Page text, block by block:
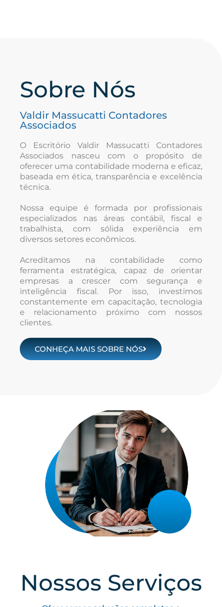
Sobre Nós
Valdir Massucatti Contadores
Associados
O Escritório Valdir Massucatti Contadores
Associados nasceu com o propósito de
oferecer uma contabilidade moderna e eficaz,
baseada em ética, transparência e excelência
técnica.
Nossa equipe é formada por profissionais
especializados nas áreas contábil, fiscal e
trabalhista, com sólida experiência em
diversos setores econômicos.
Acreditamos na contabilidade como
ferramenta estratégica, capaz de orientar
empresas a crescer com segurança e
inteligência fiscal. Por isso, investimos
constantemente em capacitação, tecnologia
e relacionamento próximo com nossos
clientes.
CONHEÇA MAIS SOBRE NÓS
Nossos Serviços